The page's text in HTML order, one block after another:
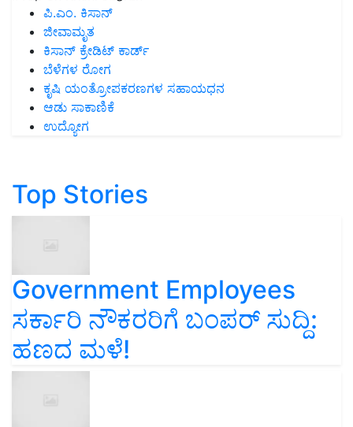
ಪಿ.ಎಂ. ಕಿಸಾನ್
ಜೀವಾಮೃತ
ಕಿಸಾನ್ ಕ್ರೇಡಿಟ್ ಕಾರ್ಡ್
ಬೆಳೆಗಳ ರೋಗ
ಕೃಷಿ ಯಂತ್ರೋಪಕರಣಗಳ ಸಹಾಯಧನ
ಆಡು ಸಾಕಾಣಿಕೆ
ಉದ್ಯೋಗ
Top Stories
Government Employees
ಸರ್ಕಾರಿ ನೌಕರರಿಗೆ ಬಂಪರ್‌ ಸುದ್ದಿ:
ಹಣದ ಮಳೆ!